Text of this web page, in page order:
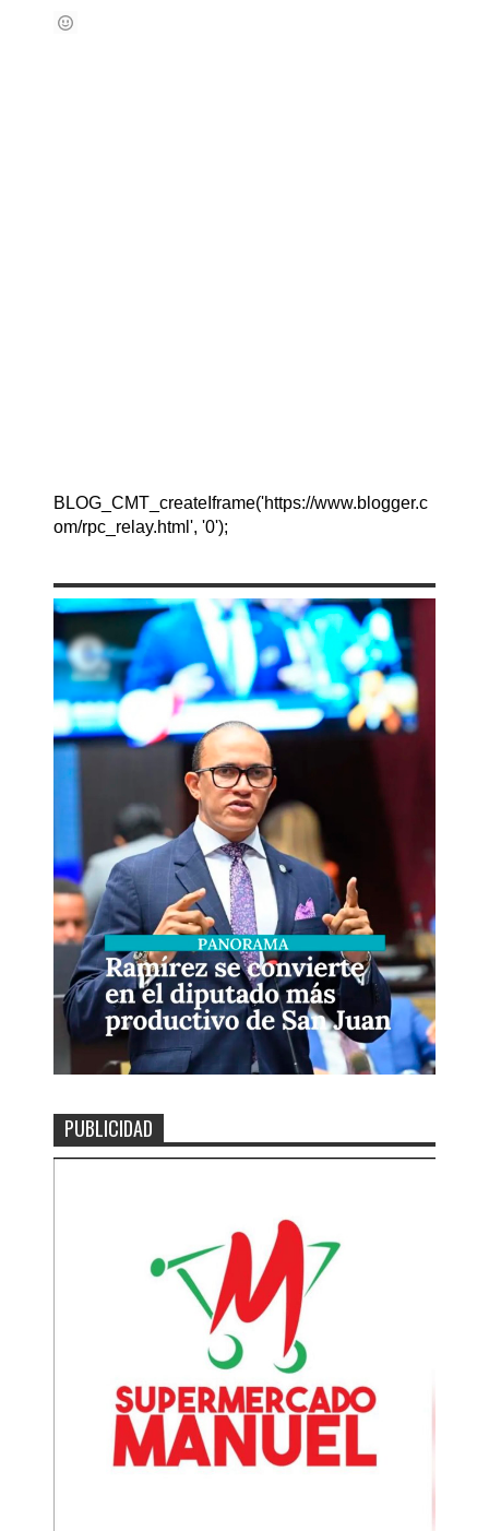
BLOG_CMT_createIframe('https://www.blogger.c
om/rpc_relay.html', '0');
PUBLICIDAD